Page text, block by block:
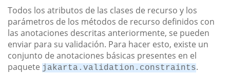
Todos los atributos de las clases de recurso y los
parámetros de los métodos de recurso definidos con
las anotaciones descritas anteriormente, se pueden
enviar para su validación. Para hacer esto, existe un
conjunto de anotaciones básicas presentes en el
paquete jakarta.validation.constraints.